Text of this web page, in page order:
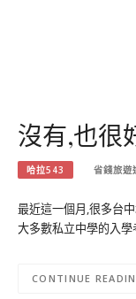
沒有,也很
哈拉543 省錢旅遊
最近這一個月,很多台
大多數私立中學的入
CONTINUE